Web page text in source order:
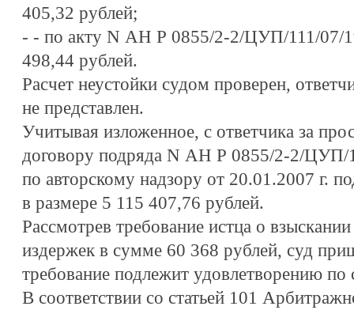
405,32 рублей;
- - по акту N АН Р 0855/2-2/ЦУП/111/07/
498,44 рублей.
Расчет неустойки судом проверен,
не представлен.
Учитывая изложенное, с ответчика за
договору подряда N АН Р 0855/2-2/ЦУП/
по авторскому надзору от 20.01.2007 г.
в размере 5 115 407,76 рублей.
Рассмотрев требование истца о
издержек в сумме 60 368 рублей, суд
требование подлежит удовлетворению
В соответствии со статьей 101